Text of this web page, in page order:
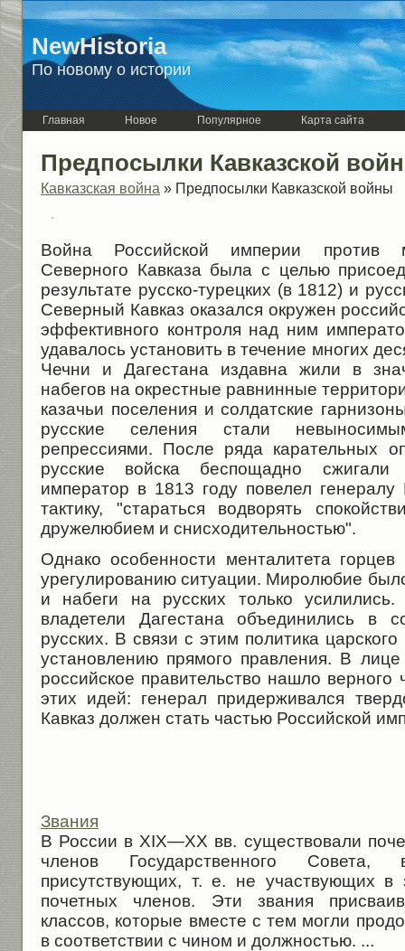
NewHistoria
По новому о истории
Главная Новое Популярное Карта сайта
Предпосылки Кавказской
Кавказская война » Предпосылки Кавказской войны
Война Российской империи против
Северного Кавказа была с целью
результате русско-турецких (в 1812) и
Северный Кавказ оказался окружен
эффективного контроля над ним
удавалось установить в течение многих
Чечни и Дагестана издавна жили в
набегов на окрестные равнинные
казачьи поселения и солдатские
русские селения стали
репрессиями. После ряда карательных
русские войска беспощадно сжигали
император в 1813 году повелел
тактику, "стараться водворять
дружелюбием и снисходительностью".
Однако особенности менталитета горцев
урегулированию ситуации. Миролюбие
и набеги на русских только
владетели Дагестана объединились в
русских. В связи с этим политика
установлению прямого правления. В
российское правительство нашло
этих идей: генерал придерживался
Кавказ должен стать частью Российской
Звания
В России в XIX—XX вв. существовали
членов Государственного
присутствующих, т. е. не участвующих в
почетных членов. Эти звания
классов, которые вместе с тем могли
в соответствии с чином и должностью. ...